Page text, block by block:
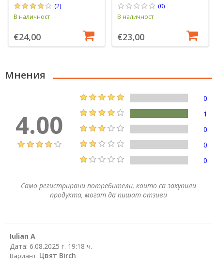
0,45 L, Цвят сребро -
Grunwerg
(2)
В наличност
€24,00
(0)
В наличност
€23,00
Мнения
4.00
0
1
0
0
0
Само регистрирани потребители, които са закупили
продукта, могат да пишат отзиви
Iulian A
Дата: 6.08.2025 г. 19:18 ч.
Вариант: Цвят Birch